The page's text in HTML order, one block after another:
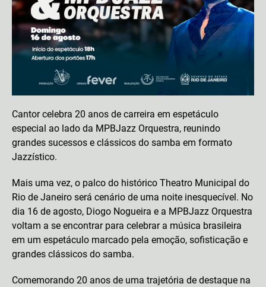
Cantor celebra 20 anos de carreira em espetáculo
especial ao lado da MPBJazz Orquestra, reunindo
grandes sucessos e clássicos do samba em formato
Jazzístico.
Mais uma vez, o palco do histórico Theatro Municipal do
Rio de Janeiro será cenário de uma noite inesquecível. No
dia 16 de agosto, Diogo Nogueira e a MPBJazz Orquestra
voltam a se encontrar para celebrar a música brasileira
em um espetáculo marcado pela emoção, sofisticação e
grandes clássicos do samba.
Comemorando 20 anos de uma trajetória de destaque na